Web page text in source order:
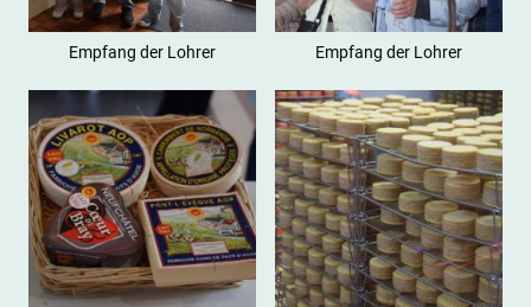
Empfang der Lohrer Empfang der Lohrer